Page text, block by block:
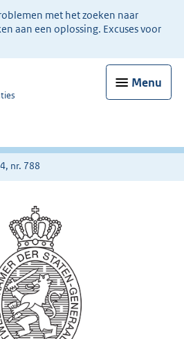
met het zoeken naar
aan een oplossing. Excuses voor
Menu
nr. 788